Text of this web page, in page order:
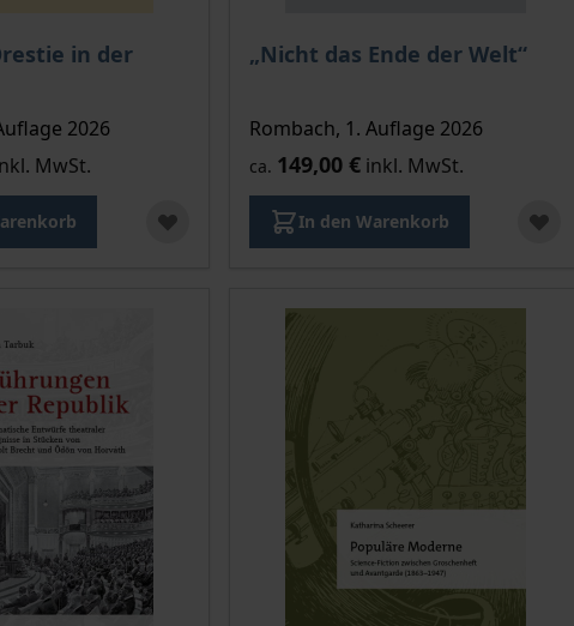
in der
2026
MwSt.
„Nicht das Ende der Welt“
Rombach, 1. Auflage 2026
ca. 149,00 € inkl. MwSt.
In den Warenkorb